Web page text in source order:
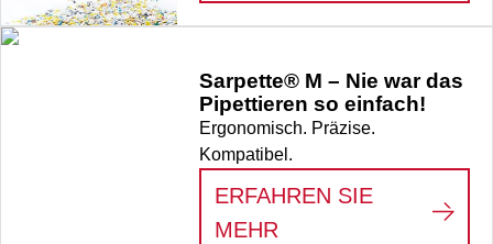
Sarpette® M – Nie war das
Pipettieren so einfach!
Ergonomisch. Präzise.
Kompatibel.
ERFAHREN SIE
MEHR
SARPETTE® M –